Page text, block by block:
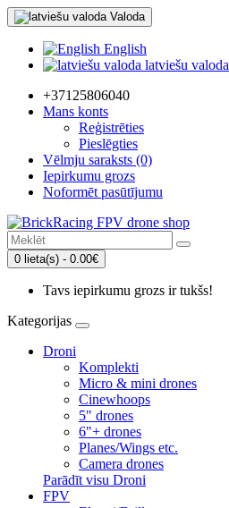
Valoda
English
latviešu valoda
+37125806040
Mans konts
Reģistrēties
Pieslēgties
Vēlmju saraksts (0)
Iepirkumu grozs
Noformēt pasūtījumu
0 lieta(s) - 0.00€
Tavs iepirkumu grozs ir tukšs!
Kategorijas
Droni
Komplekti
Micro & mini drones
Cinewhoops
5" drones
6"+ drones
Planes/Wings etc.
Camera drones
Parādīt visu Droni
FPV